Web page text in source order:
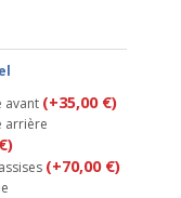
avant (+35,00 €)
arrière
(+70,00 €)